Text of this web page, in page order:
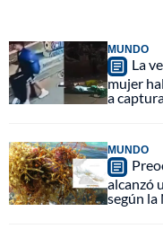
MUNDO
La
mujer
a
MUNDO
alcanzó
según la